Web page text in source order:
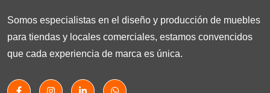
Somos especialistas en el diseño y producción de muebles
para tiendas y locales comerciales, estamos convencidos
que cada experiencia de marca es única.